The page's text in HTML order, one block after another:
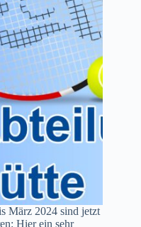
März 2024 sind jetzt
Hier ein sehr